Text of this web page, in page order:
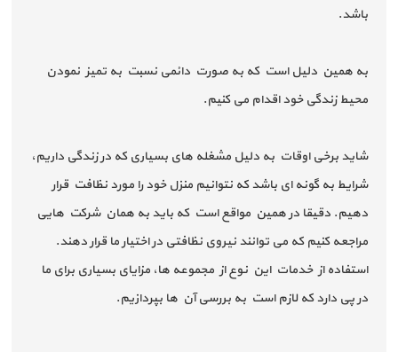
باشد.
به همین دلیل است که به صورت دائمی نسبت به تمیز نمودن
محیط زندگی خود اقدام می کنیم.
شاید برخی اوقات به دلیل مشغله های بسیاری که در زندگی داریم،
شرایط به گونه ای باشد که نتوانیم منزل خود را مورد نظافت قرار
دهیم. دقیقا در همین مواقع است که باید به همان شرکت هایی
مراجعه کنیم که می توانند نیروی نظافتی در اختیار ما قرار دهند.
استفاده از خدمات این نوع از مجموعه ها، مزایای بسیاری برای ما
در پی دارد که لازم است به بررسی آن ها بپردازیم.